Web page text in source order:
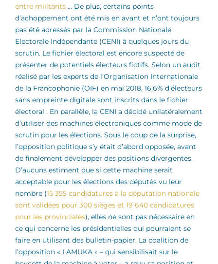
entre militants … De plus, certains points
d’achoppement ont été mis en avant et n’ont toujours
pas été adressés par la Commission Nationale
Electorale Indépendante (CENI) à quelques jours du
scrutin. Le fichier électoral est encore suspecté de
présenter de potentiels électeurs fictifs. Selon un audit
réalisé par les experts de l’Organisation Internationale
de la Francophonie (OIF) en mai 2018, 16,6% d’électeurs
sans empreinte digitale sont inscrits dans le fichier
électoral . En parallèle, la CENI a décidé unilatéralement
d’utiliser des machines électroniques comme mode de
scrutin pour les élections. Sous le coup de la surprise,
l’opposition politique s’y était d’abord opposée, avant
de finalement développer des positions divergentes.
D’aucuns estiment que si cette machine serait
acceptable pour les élections des députés vu leur
nombre (15 355 candidatures à la députation nationale
sont validées pour 300 sièges et 19 640 candidatures
pour les provinciales), elles ne sont pas nécessaire en
ce qui concerne les présidentielles qui pourraient se
faire en utilisant des bulletin-papier. La coalition de
l’opposition « LAMUKA » – qui sensibilisait sur le